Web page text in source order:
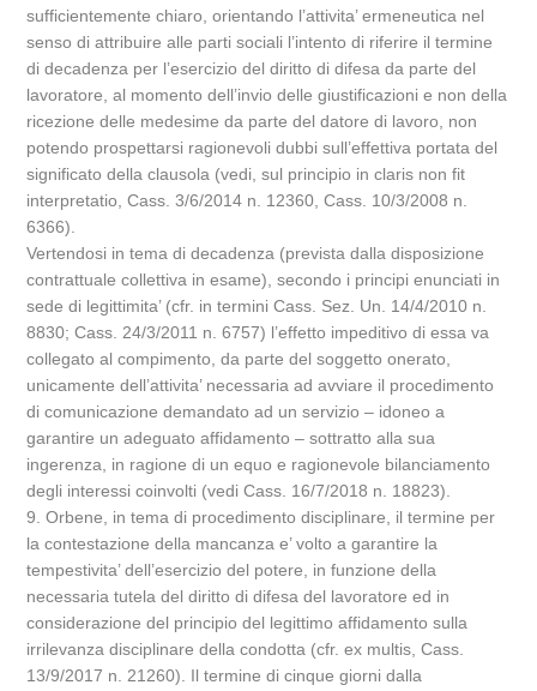
sufficientemente chiaro, orientando l’attivita’ ermeneutica nel
senso di attribuire alle parti sociali l’intento di riferire il termine
di decadenza per l’esercizio del diritto di difesa da parte del
lavoratore, al momento dell’invio delle giustificazioni e non della
ricezione delle medesime da parte del datore di lavoro, non
potendo prospettarsi ragionevoli dubbi sull’effettiva portata del
significato della clausola (vedi, sul principio in claris non fit
interpretatio, Cass. 3/6/2014 n. 12360, Cass. 10/3/2008 n.
6366).
Vertendosi in tema di decadenza (prevista dalla disposizione
contrattuale collettiva in esame), secondo i principi enunciati in
sede di legittimita’ (cfr. in termini Cass. Sez. Un. 14/4/2010 n.
8830; Cass. 24/3/2011 n. 6757) l’effetto impeditivo di essa va
collegato al compimento, da parte del soggetto onerato,
unicamente dell’attivita’ necessaria ad avviare il procedimento
di comunicazione demandato ad un servizio – idoneo a
garantire un adeguato affidamento – sottratto alla sua
ingerenza, in ragione di un equo e ragionevole bilanciamento
degli interessi coinvolti (vedi Cass. 16/7/2018 n. 18823).
9. Orbene, in tema di procedimento disciplinare, il termine per
la contestazione della mancanza e’ volto a garantire la
tempestivita’ dell’esercizio del potere, in funzione della
necessaria tutela del diritto di difesa del lavoratore ed in
considerazione del principio del legittimo affidamento sulla
irrilevanza disciplinare della condotta (cfr. ex multis, Cass.
13/9/2017 n. 21260). Il termine di cinque giorni dalla